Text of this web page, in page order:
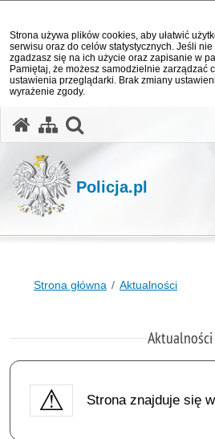
Strona używa plików cookies, aby ułatwić
serwisu oraz do celów statystycznych. Jeśli
zgadzasz się na ich użycie oraz zapisanie w
Pamiętaj, że możesz samodzielnie zarządzać
ustawienia przeglądarki. Brak zmiany
wyrażenie zgody.
Policja.pl
Strona główna Aktualności
Aktualności
Strona znajduje się